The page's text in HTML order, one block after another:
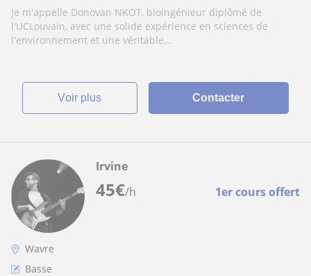
en sciences et mathématiques
Je m'appelle Donovan NKOT, bioingénieur diplômé de
l'UCLouvain, avec une solide expérience en sciences de
l'environnement et une véritable...
voir plus Contacter
45€/h 1er cours offert
Irvine
Wavre
Basse